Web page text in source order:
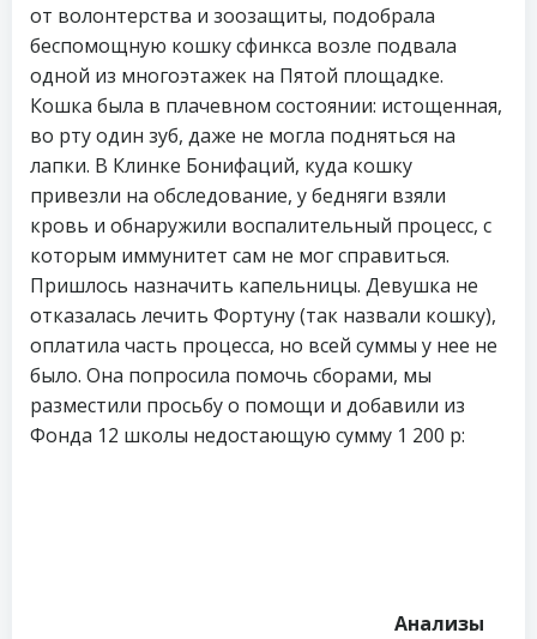
от волонтерства и зоозащиты, подобрала
беспомощную кошку сфинкса возле подвала
одной из многоэтажек на Пятой площадке.
Кошка была в плачевном состоянии: истощенная,
во рту один зуб, даже не могла подняться на
лапки. В Клинке Бонифаций, куда кошку
привезли на обследование, у бедняги взяли
кровь и обнаружили воспалительный процесс, с
которым иммунитет сам не мог справиться.
Пришлось назначить капельницы. Девушка не
отказалась лечить Фортуну (так назвали кошку),
оплатила часть процесса, но всей суммы у нее не
было. Она попросила помочь сборами, мы
разместили просьбу о помощи и добавили из
Фонда 12 школы недостающую сумму 1 200 р:
Анализы